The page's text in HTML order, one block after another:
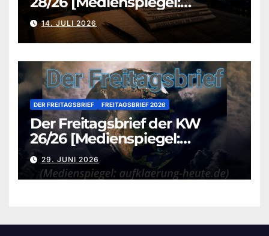
aufklaerung-heute.de]
14. JULI 2026
DER FREITAGSBRIEF FREITAGSBRIEF 2026
Der Freitagsbrief der KW
26/26 [Medienspiegel:
aufklaerung-heute.de]
29. JUNI 2026